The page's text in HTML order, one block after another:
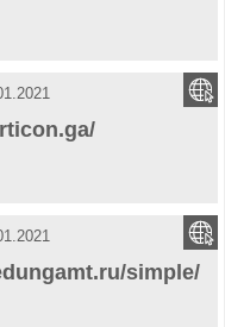
simple/